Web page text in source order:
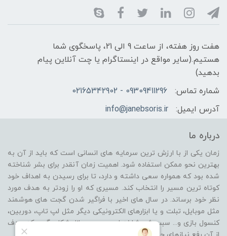
هفت روز هفته، از ساعت 9 الی 21، پاسخگوی شما
هستیم.(سایر مواقع در اینستاگرام یا چت آنلاین پیام
بدهید)
شماره تماس:
09309411296 - 02165342902
آدرس ایمیل:
info@janebsoris.ir
درباره ما
زمان یکی از با ارزش ترین سرمایه های انسانی است که باید از آن به
بهترین نحو ممکن استفاده شود. اهمیت زمان آنقدر برای بشر شناخته
شده بود که همواره سعی داشته و دارد، تا برای رسیدن به اهداف خود
کوتاه ترین مسیر را انتخاب کند. مسیری که او را زودتر به هدف مورد
نظر خود برساند. در سال های اخیر با فراگیر شدن گجت های هوشمند
مثل موبایل، تبلت و یا ابزارهای الکترونیکی دیگر مثل لپ تاپ، دوربین،
کنسول بازی و... سبب شد شاخه ای جدید در بازار شکل بگیرد که هدف